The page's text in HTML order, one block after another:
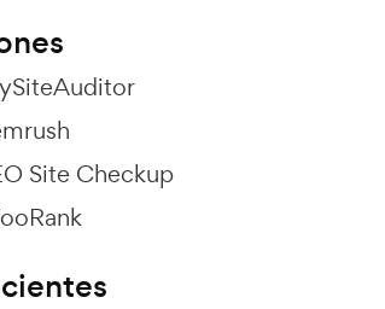
Site Checkup